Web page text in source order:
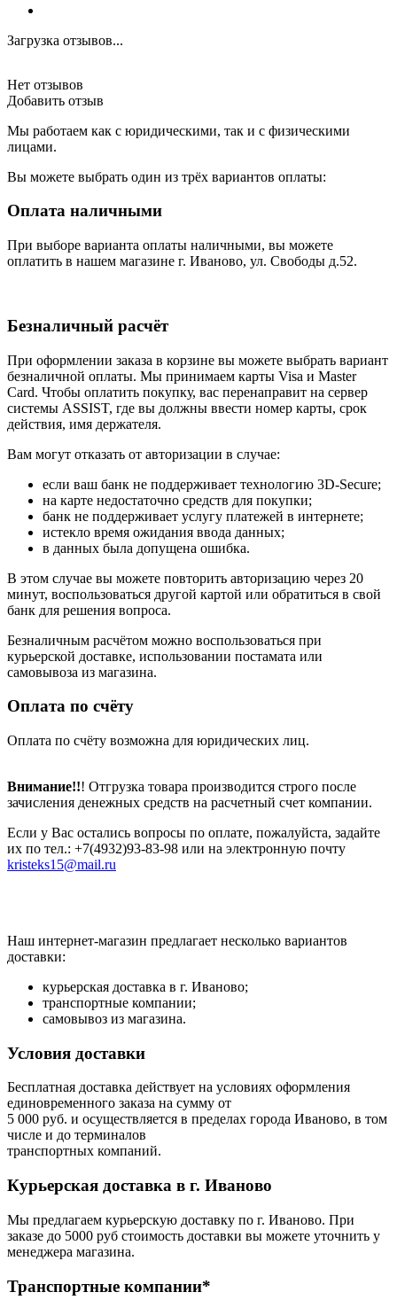
Загрузка отзывов...
Нет отзывов
Добавить отзыв
Мы работаем как с юридическими, так и с физическими
лицами.
Вы можете выбрать один из трёх вариантов оплаты:
Оплата наличными
При выборе варианта оплаты наличными, вы можете
оплатить в нашем магазине г. Иваново, ул. Свободы д.52.
Безналичный расчёт
При оформлении заказа в корзине вы можете выбрать вариант
безналичной оплаты. Мы принимаем карты Visa и Master
Card. Чтобы оплатить покупку, вас перенаправит на сервер
системы ASSIST, где вы должны ввести номер карты, срок
действия, имя держателя.
Вам могут отказать от авторизации в случае:
если ваш банк не поддерживает технологию 3D-Secure;
на карте недостаточно средств для покупки;
банк не поддерживает услугу платежей в интернете;
истекло время ожидания ввода данных;
в данных была допущена ошибка.
В этом случае вы можете повторить авторизацию через 20
минут, воспользоваться другой картой или обратиться в свой
банк для решения вопроса.
Безналичным расчётом можно воспользоваться при
курьерской доставке, использовании постамата или
самовывоза из магазина.
Оплата по счёту
Оплата по счёту возможна для юридических лиц.
Внимание!!! Отгрузка товара производится строго после
зачисления денежных средств на расчетный счет компании.
Если у Вас остались вопросы по оплате, пожалуйста, задайте
их по тел.: +7(4932)93-83-98 или на электронную почту
kristeks15@mail.ru
Наш интернет-магазин предлагает несколько вариантов
доставки:
курьерская доставка в г. Иваново;
транспортные компании;
самовывоз из магазина.
Условия доставки
Бесплатная доставка действует на условиях оформления
единовременного заказа на сумму от
5 000 руб. и осуществляется в пределах города Иваново, в том
числе и до терминалов
транспортных компаний.
Курьерская доставка в г. Иваново
Мы предлагаем курьерскую доставку по г. Иваново. При
заказе до 5000 руб стоимость доставки вы можете уточнить у
менеджера магазина.
Транспортные компании*